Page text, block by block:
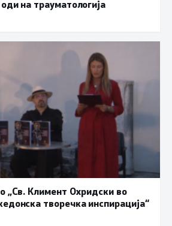
на трауматологија
„Св. Климент Охридски во
творечка инспирација“